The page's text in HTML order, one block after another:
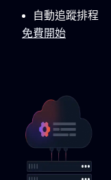
自動追蹤排程
免費開始